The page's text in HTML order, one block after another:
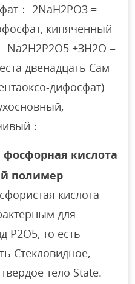
： 2NaH2PO3 =
кипяченный
Na2H2P2O5 +ЗН2О =
двенадцать Сам
дифосфат)
：
кислота
полимер
кислота
для
P2O5, то есть
Стекловидное,
тело State.